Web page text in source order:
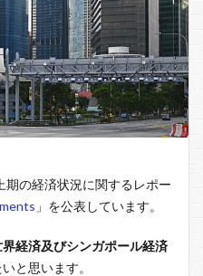
の経済状況に関するレポー
」を公表しています。
界経済及びシンガポール経済
と思います。